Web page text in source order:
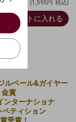
(1,595円 税込)
カートに入れる
ルベール&ガイヤー
賞
ンターナショナ
ペティション
受賞！
へ進む